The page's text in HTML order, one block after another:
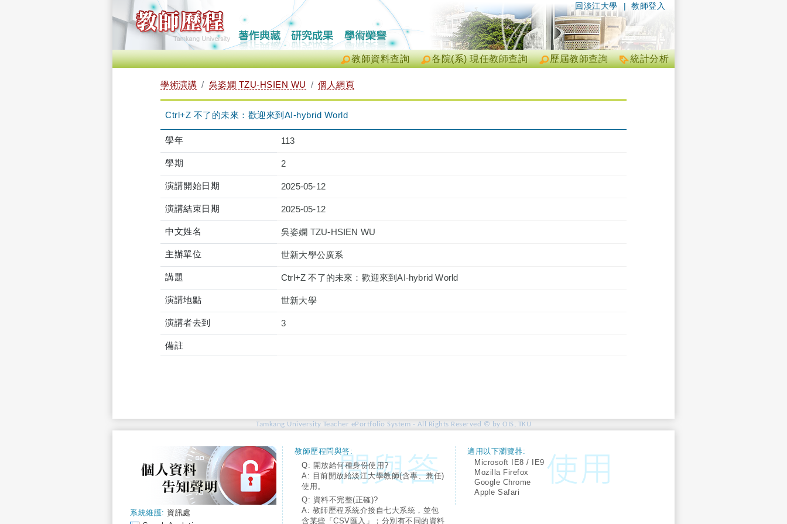
| 教師登入
回淡江大學
統計分析
歷屆教師查詢
各院(系) 現任教師查詢
教師資料查詢
學術演講 吳姿嫻 TZU-HSIEN WU 個人網頁
Ctrl+Z 不了的未來：歡迎來到AI-hybrid World
學年 113
學期 2
演講開始日期 2025-05-12
演講結束日期 2025-05-12
中文姓名 吳姿嫻 TZU-HSIEN WU
主辦單位 世新大學公廣系
講題 Ctrl+Z 不了的未來：歡迎來到AI-hybrid World
演講地點 世新大學
演講者去到 3
備註
Tamkang University Teacher ePortfolio System - All Rights Reserved © by OIS, TKU
系統維護: 資訊處
教師歷程問與答:
Q: 開放給何種身份使用?
A: 目前開放給淡江大學教師(含專、兼任)
使用。
Q: 資料不完整(正確)?
A: 教師歷程系統介接自七大系統，並包
含某些「CSV匯入」；分別有不同的資料
適用以下瀏覽器:
Microsoft IE8 / IE9
Mozilla Firefox
Google Chrome
Apple Safari